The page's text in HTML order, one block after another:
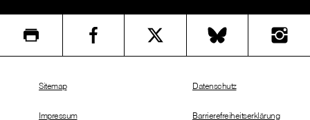
Sitemap
Impressum
Datenschutz
Barrierefreiheitserklärung